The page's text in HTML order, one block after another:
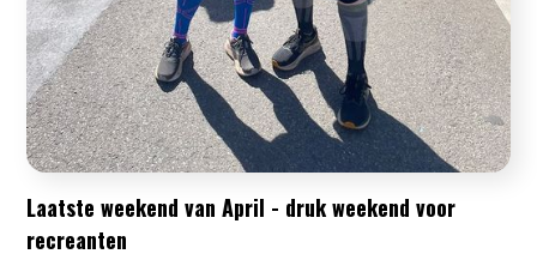
Laatste weekend van April - druk weekend voor
recreanten